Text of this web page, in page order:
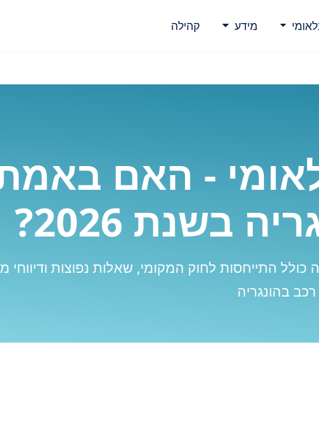
מידע קהילה
- האם
בשנת 2026?
כולל התייחסות לחוק המקומי, שאלות נפוצות ודיווחי
בהונגריה